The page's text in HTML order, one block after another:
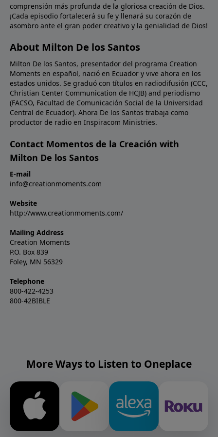
palabras de Jesús a Nicodemo, si la Biblia nos habla
de cosas terrenales y no las creemos, ¿cómo
podremos creer en la Biblia cuando nos habla de las
cosas celestiales?Oración: Señor, creemos; ayuda
nuestra incredulidad. Llénanos de un nuevo aprecio
por Tu Palabra para que podamos ser instruidos por
Ti en toda verdad. En Nombre de Cristo Jesús.
Amén.Imagen: Isaac Newton's experiment on light.
comprensión más profunda de la gloriosa creación de Dios.
¡Cada episodio fortalecerá su fe y llenará su corazón de
asombro ante el gran poder creativo y la genialidad de Dios!
About Milton De los Santos
Milton De los Santos, presentador del programa Creation
Moments en español, nació en Ecuador y vive ahora en los
estados unidos. Se graduó con títulos en radiodifusión (CCC,
Christian Center Communication de HCJB) and periodismo
(FACSO, Facultad de Comunicación Social de la Universidad
Central de Ecuador). Ahora De los Santos trabaja como
productor de radio en Inspiracom Ministries.
Contact Momentos de la Creación with
Milton De los Santos
E-mail
info@creationmoments.com
Website
http://www.creationmoments.com/
Mailing Address
Creation Moments
P.O. Box 839
Foley, MN 56329
Telephone
800-422-4253
800-42BIBLE
More Ways to Listen to Oneplace